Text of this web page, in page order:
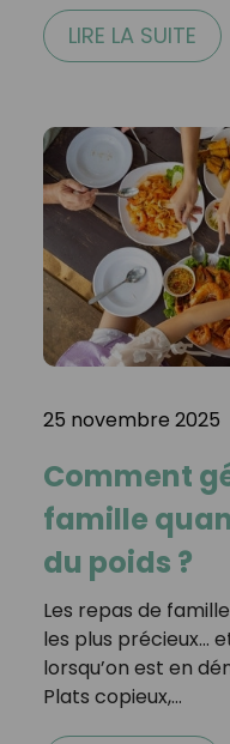
LIRE LA SUITE
25 novembre 2025
Comment
famille
du poids ?
Les repas de
les plus précieux…
lorsqu’on est en
Plats copieux,…